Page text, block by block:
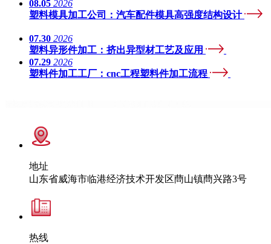
08.05 2026
塑料模具加工公司：汽车配件模具高强度结构设计
07.30 2026
塑料异形件加工：挤出异型材工艺及应用
07.29 2026
塑料件加工工厂：cnc工程塑料件加工流程
地址
山东省威海市临港经济技术开发区蔄山镇蔄兴路3号
热线